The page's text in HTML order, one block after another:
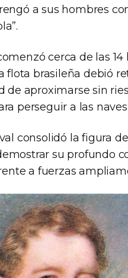
a sus hombres
cerca de las
flota brasileña debió
de aproximarse sin
perseguir a las
consolidó la figura
su profundo
a fuerzas